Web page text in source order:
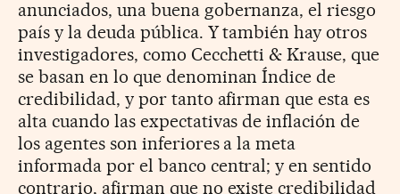
anunciados, una buena gobernanza, el riesgo
país y la deuda pública. Y también hay otros
investigadores, como Cecchetti & Krause, que
se basan en lo que denominan Índice de
credibilidad, y por tanto afirman que esta es
alta cuando las expectativas de inflación de
los agentes son inferiores a la meta
informada por el banco central; y en sentido
contrario, afirman que no existe credibilidad